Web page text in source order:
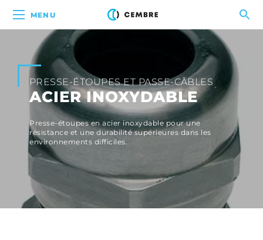
MENU
PRESSE-ÉTOUPES ET PASSE-CÂBLES
ACIER INOXYDABLE
Presse-étoupes en acier inoxydable pour une
résistance et une durabilité supérieures dans les
environnements difficiles.